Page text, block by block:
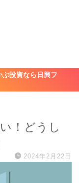
投資なら日興フ
！どうし
2024年2月22日